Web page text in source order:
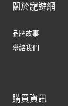
關於寵遊網
品牌故事
聯絡我們
購買資訊